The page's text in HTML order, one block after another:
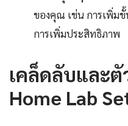
ของคุณ เช่น การเพิ่ม
การเพิ่มประสิทธิภาพ
เคล็ดลับและ
Home Lab